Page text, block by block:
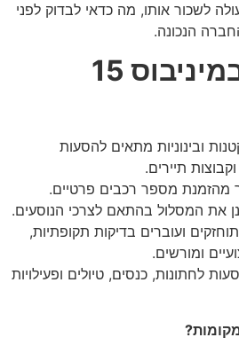
לשכור אותו, מה כדאי לבדוק לפני
הנכונה.
למה לבחור במיניבוס 15
ובינוניות מתאים להסעות
תיירים.
מהזמנת מספר רכבים פרטיים.
את המסלול בהתאם לצרכי הנוסעים.
ועוברים בדיקות תקופתיות,
ומורשים.
לחתונות, כנסים, טיולים ופעילויות